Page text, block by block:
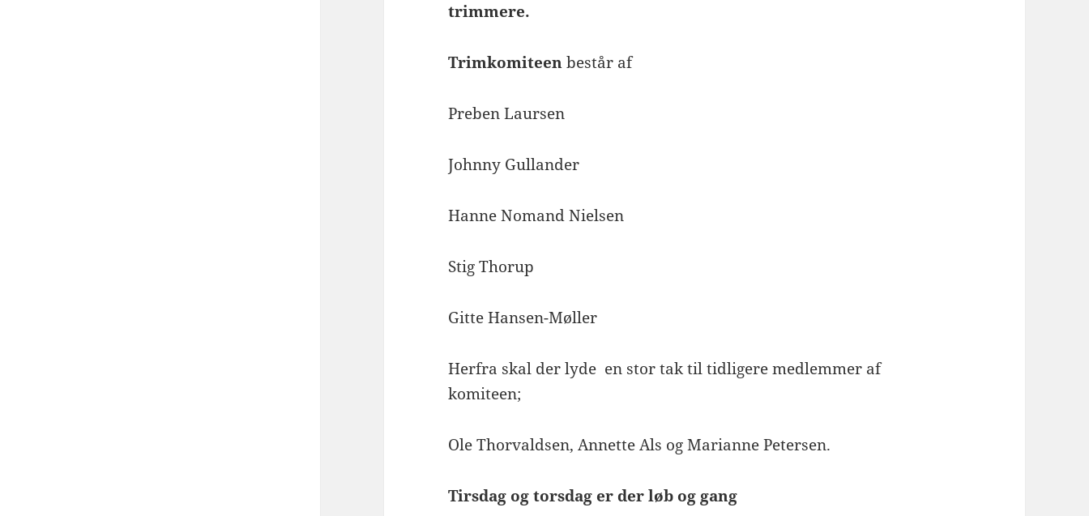
trimmere.
Trimkomiteenbestår af
Preben Laursen
Johnny Gullander
Hanne Nomand Nielsen
Stig Thorup
Gitte Hansen-Møller
Herfra skal der lyde en stor tak til tidligere medlemmer af
komiteen;
Ole Thorvaldsen, Annette Als og Marianne Petersen.
Tirsdag og torsdag er der løb og gang